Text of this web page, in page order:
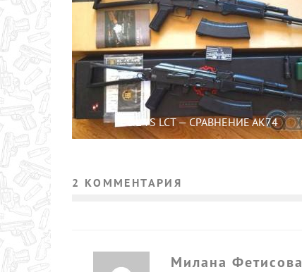
E&L VS LCT — СРАВНЕНИЕ АК74
2 КОММЕНТАРИЯ
Милана Фетисова